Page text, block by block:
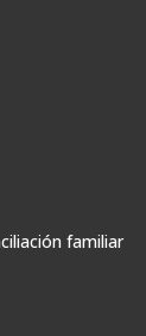
familiar